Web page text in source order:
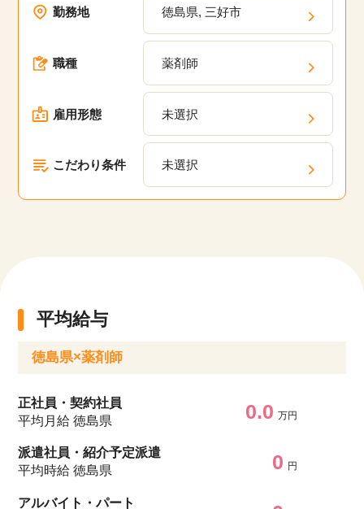
勤務地 徳島県, 三好市
職種 薬剤師
雇用形態 未選択
こだわり条件 未選択
平均給与
徳島県×薬剤師
正社員・契約社員
平均月給 徳島県
0.0 万円
派遣社員・紹介予定派遣
平均時給 徳島県
0 円
アルバイト・パート